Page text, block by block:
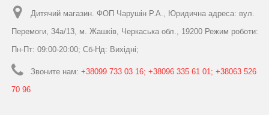
Дитячий магазин. ФОП Чарушін Р.А., Юридична адреса: вул.
Перемоги, 34а/13, м. Жашків, Черкаська обл., 19200 Режим роботи:
Пн-Пт: 09:00-20:00; Сб-Нд: Вихідні;
Звоните нам: +38099 733 03 16; +38096 335 61 01; +38063 526
70 96